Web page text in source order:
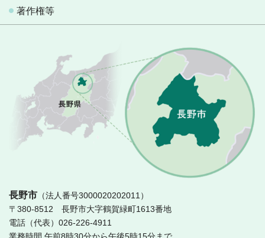
著作権等
長野市 （法人番号3000020202011）
〒380-8512 長野市大字鶴賀緑町1613番地
電話（代表）026-226-4911
業務時間 午前8時30分から午後5時15分まで